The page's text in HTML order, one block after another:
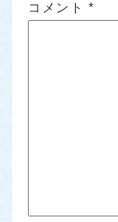
コメント *